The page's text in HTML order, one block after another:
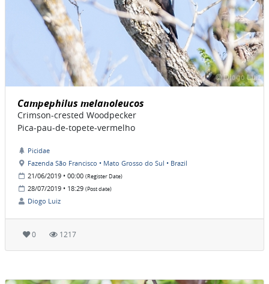
Campephilus melanoleucos
Crimson-crested Woodpecker
Pica-pau-de-topete-vermelho
Picidae
Fazenda São Francisco • Mato Grosso do Sul • Brazil
21/06/2019 • 00:00 (Register Date)
28/07/2019 • 18:29 (Post date)
Diogo Luiz
0 1217